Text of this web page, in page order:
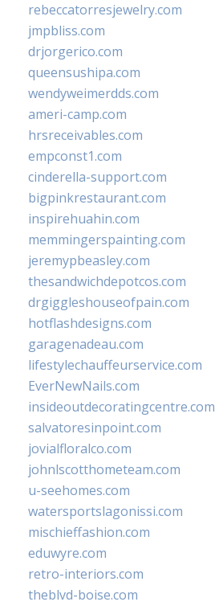
rebeccatorresjewelry.com
jmpbliss.com
drjorgerico.com
queensushipa.com
wendyweimerdds.com
ameri-camp.com
hrsreceivables.com
empconst1.com
cinderella-support.com
bigpinkrestaurant.com
inspirehuahin.com
memmingerspainting.com
jeremypbeasley.com
thesandwichdepotcos.com
drgiggleshouseofpain.com
hotflashdesigns.com
garagenadeau.com
lifestylechauffeurservice.com
EverNewNails.com
insideoutdecoratingcentre.com
salvatoresinpoint.com
jovialfloralco.com
johnlscotthometeam.com
u-seehomes.com
watersportslagonissi.com
mischieffashion.com
eduwyre.com
retro-interiors.com
theblvd-boise.com